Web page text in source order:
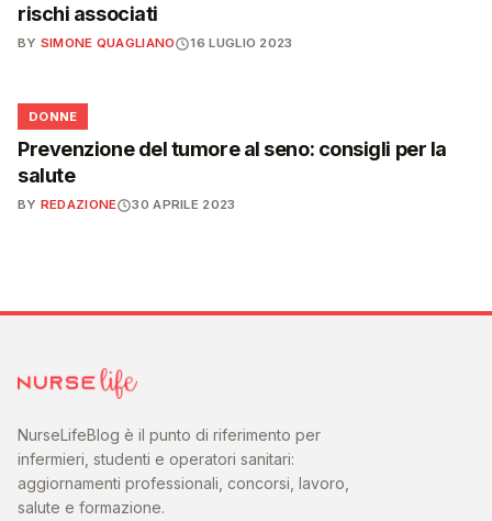
rischi associati
BY SIMONE QUAGLIANO 16 LUGLIO 2023
🌸
DONNE
Prevenzione del tumore al seno: consigli per la
salute
BY REDAZIONE 30 APRILE 2023
NurseLifeBlog è il punto di riferimento per
infermieri, studenti e operatori sanitari:
aggiornamenti professionali, concorsi, lavoro,
salute e formazione.